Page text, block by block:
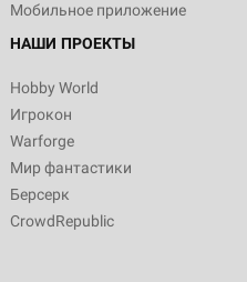
Мобильное приложение
НАШИ ПРОЕКТЫ
Hobby World
Игрокон
Warforge
Мир фантастики
Берсерк
CrowdRepublic